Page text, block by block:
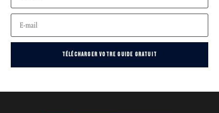
TÉLÉCHARGER VOTRE GUIDE GRATUIT